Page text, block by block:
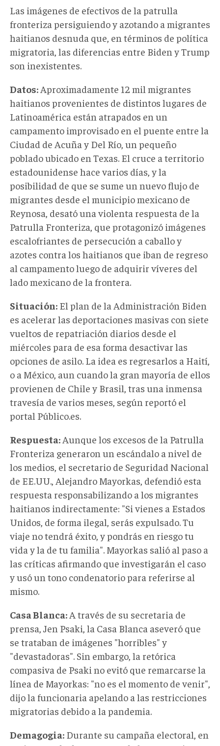
Las imágenes de efectivos de la patrulla
fronteriza persiguiendo y azotando a migrantes
haitianos desnuda que, en términos de política
migratoria, las diferencias entre Biden y Trump
son inexistentes.
Datos: Aproximadamente 12 mil migrantes
haitianos provenientes de distintos lugares de
Latinoamérica están atrapados en un
campamento improvisado en el puente entre la
Ciudad de Acuña y Del Río, un pequeño
poblado ubicado en Texas. El cruce a territorio
estadounidense hace varios días, y la
posibilidad de que se sume un nuevo flujo de
migrantes desde el municipio mexicano de
Reynosa, desató una violenta respuesta de la
Patrulla Fronteriza, que protagonizó imágenes
escalofriantes de persecución a caballo y
azotes contra los haitianos que iban de regreso
al campamento luego de adquirir víveres del
lado mexicano de la frontera.
Situación: El plan de la Administración Biden
es acelerar las deportaciones masivas con siete
vueltos de repatriación diarios desde el
miércoles para de esa forma desactivar las
opciones de asilo. La idea es regresarlos a Haití,
o a México, aun cuando la gran mayoría de ellos
provienen de Chile y Brasil, tras una inmensa
travesía de varios meses, según reportó el
portal Público.es.
Respuesta: Aunque los excesos de la Patrulla
Fronteriza generaron un escándalo a nivel de
los medios, el secretario de Seguridad Nacional
de EE.UU., Alejandro Mayorkas, defendió esta
respuesta responsabilizando a los migrantes
haitianos indirectamente: "Si vienes a Estados
Unidos, de forma ilegal, serás expulsado. Tu
viaje no tendrá éxito, y pondrás en riesgo tu
vida y la de tu familia". Mayorkas salió al paso a
las críticas afirmando que investigarán el caso
y usó un tono condenatorio para referirse al
mismo.
Casa Blanca: A través de su secretaria de
prensa, Jen Psaki, la Casa Blanca aseveró que
se trataban de imágenes "horribles" y
"devastadoras". Sin embargo, la retórica
compasiva de Psaki no evitó que remarcarse la
línea de Mayorkas: "no es el momento de venir",
dijo la funcionaria apelando a las restricciones
migratorias debido a la pandemia.
Demagogia: Durante su campaña electoral, en